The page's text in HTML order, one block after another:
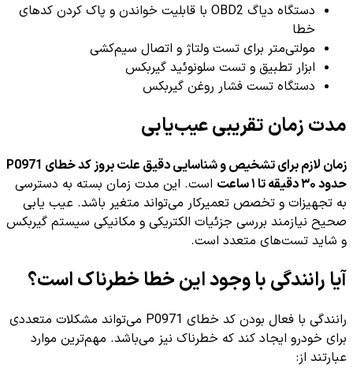
دستگاه دیاگ OBD2 با قابلیت خواندن و پاک کردن کدهای
خطا
مولتی‌متر برای تست ولتاژ و اتصال سیم‌کشی
ابزار تطبیق و تست سلونوئید گیربکس
دستگاه تست فشار روغن گیربکس
مدت زمان تقریبی عیب‌یابی
زمان لازم برای تشخیص و شناسایی دقیق علت بروز کد خطای P0971
حدود ۳۰ دقیقه تا ۱ ساعت
است. این مدت زمان بسته به دسترسی
به تجهیزات و تخصص تعمیرکار می‌تواند متغیر باشد. عیب یابی
صحیح نیازمند بررسی جزئیات الکتریکی و مکانیکی سیستم گیربکس
و شاید تست‌های متعدد است.
آیا رانندگی با وجود این خطا خطرناک است؟
رانندگی با فعال بودن کد خطای P0971 می‌تواند مشکلات متعددی
برای خودرو ایجاد کند که خطرناک نیز می‌باشد. مهم‌ترین موارد
عبارتند از: